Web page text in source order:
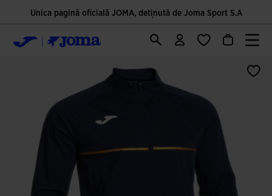
Unica pagină oficială JOMA, deținută de Joma Sport S.A